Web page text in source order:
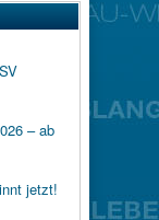
– ab
jetzt!